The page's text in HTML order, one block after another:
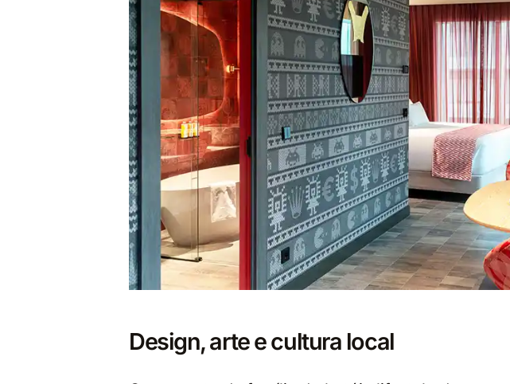
Design, arte e cultura local